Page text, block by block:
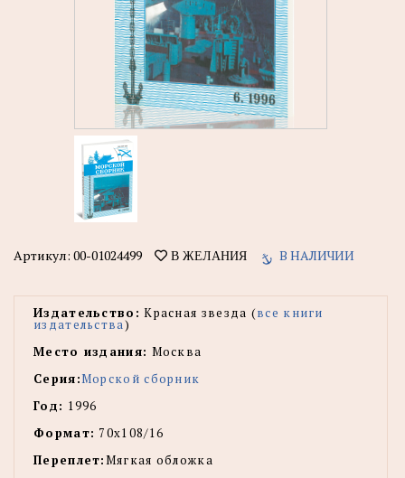
Артикул: 00-01024499 В ЖЕЛАНИЯ В НАЛИЧИИ
Издательство: Красная звезда (все книги
издательства)
Место издания: Москва
Серия:Морской сборник
Год: 1996
Формат: 70х108/16
Переплет:Мягкая обложка